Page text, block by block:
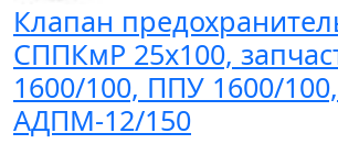
Клапан
СППКмР 25х100,
1600/100, ППУ 1600/100,
АДПМ-12/150